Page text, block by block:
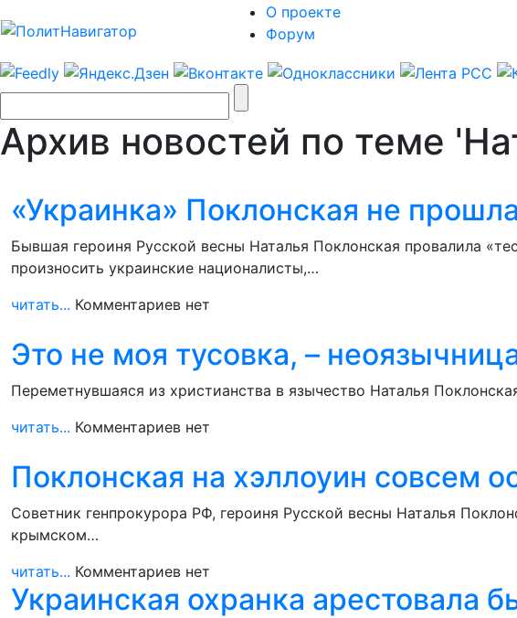
О проекте
Форум
Архив новостей по теме
«Украинка» Поклонская не
Бывшая героиня Русской весны Наталья Поклонская провалила
произносить украинские националисты,…
читать... Комментариев нет
Это не моя тусовка, –
Переметнувшаяся из христианства в язычество Наталья
читать... Комментариев нет
Поклонская на хэллоуин совсем
Советник генпрокурора РФ, героиня Русской весны Наталья
крымском…
читать... Комментариев нет
Украинская охранка арестовала